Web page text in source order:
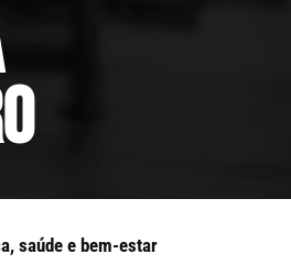
saúde e bem-estar